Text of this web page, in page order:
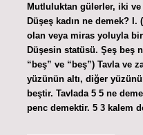
Mutluluktan gülerler, iki
Düşeş kadın ne demek? I.
olan veya miras yoluyla
Düşesin statüsü. Şeş beş
“beş” ve “beş”) Tavla ve
yüzünün altı, diğer
beştir. Tavlada 5 5 ne
penc demektir. 5 3 kalem